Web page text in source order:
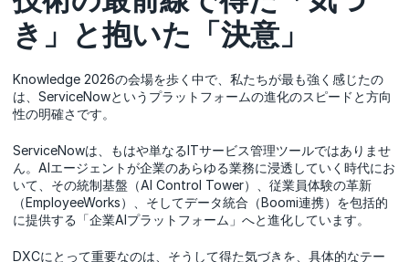
き」と抱いた「決意」
Knowledge 2026の会場を歩く中で、私たちが最も強く感じたの
は、ServiceNowというプラットフォームの進化のスピードと方向
性の明確さです。
ServiceNowは、もはや単なるITサービス管理ツールではありませ
ん。AIエージェントが企業のあらゆる業務に浸透していく時代にお
いて、その統制基盤（AI Control Tower）、従業員体験の革新
（EmployeeWorks）、そしてデータ統合（Boomi連携）を包括的
に提供する「企業AIプラットフォーム」へと進化しています。
DXCにとって重要なのは、そうして得た気づきを、具体的なテー